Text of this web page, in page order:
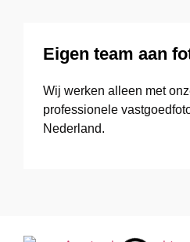
Eigen team aan
Wij werken alleen met
professionele
Nederland.